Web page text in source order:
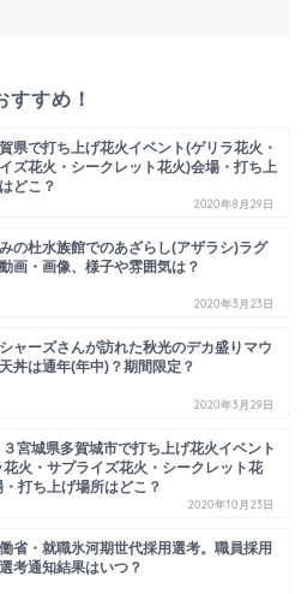
すすめ！
県で打ち上げ花火イベント(ゲリラ花火・
ズ花火・シークレット花火)会場・打ち上
どこ？
2020年8月29日
の杜水族館でのあざらし(アザラシ)ラグ
画・画像、様子や雰囲気は？
2020年3月23日
ャーズさんが訪れた秋光のデカ盛りマウ
丼は通年(年中)？期間限定？
2020年3月29日
３宮城県多賀城市で打ち上げ花火イベント
花火・サプライズ花火・シークレット花
・打ち上げ場所はどこ？
2020年10月23日
省・就職氷河期世代採用選考。職員採用
考通知結果はいつ？